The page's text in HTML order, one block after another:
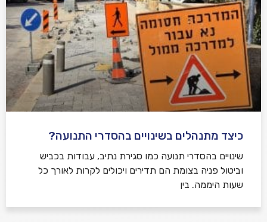
כיצד מתנהלים בשינויים בהסדרי התנועה?
שינויים בהסדרי תנועה כמו סגירת נתיב, עבודות בכביש
וביטול פניה בצומת הם תדירים ויכולים לקרות לאורך כל
שעות היממה. בין